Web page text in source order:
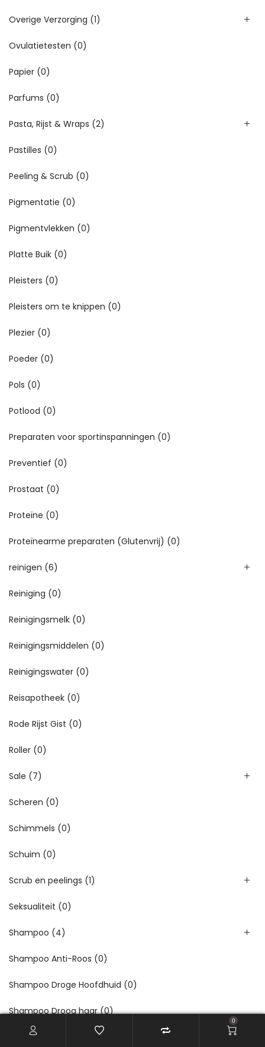
Overige Verzorging (1)
Ovulatietesten (0)
Papier (0)
Parfums (0)
Pasta, Rijst & Wraps (2)
Pastilles (0)
Peeling & Scrub (0)
Pigmentatie (0)
Pigmentvlekken (0)
Platte Buik (0)
Pleisters (0)
Pleisters om te knippen (0)
Plezier (0)
Poeder (0)
Pols (0)
Potlood (0)
Preparaten voor sportinspanningen (0)
Preventief (0)
Prostaat (0)
Proteïne (0)
Proteïnearme preparaten (Glutenvrij) (0)
reinigen (6)
Reiniging (0)
Reinigingsmelk (0)
Reinigingsmiddelen (0)
Reinigingswater (0)
Reisapotheek (0)
Rode Rijst Gist (0)
Roller (0)
Sale (7)
Scheren (0)
Schimmels (0)
Schuim (0)
Scrub en peelings (1)
Seksualiteit (0)
Shampoo (4)
Shampoo Anti-Roos (0)
Shampoo Droge Hoofdhuid (0)
Shampoo Droog haar (0)
Shampoo Gevoelige Hoofdhuid
0